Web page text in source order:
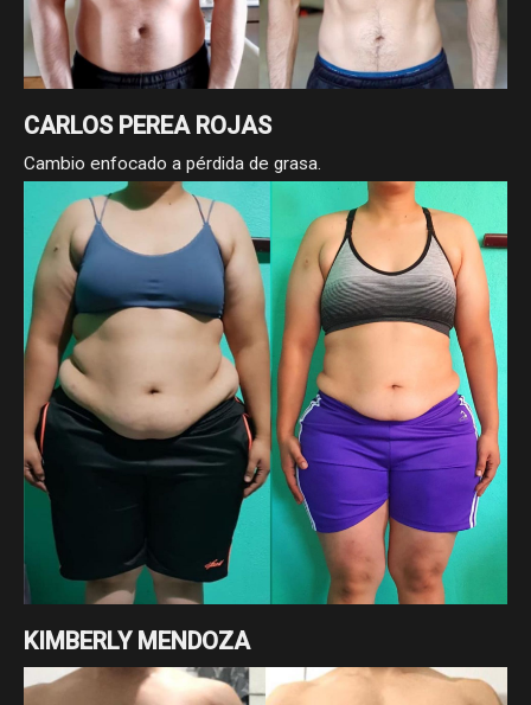
CARLOS PEREA ROJAS
Cambio enfocado a pérdida de grasa.
KIMBERLY MENDOZA
Cambio enfocado a pérdida de grasa